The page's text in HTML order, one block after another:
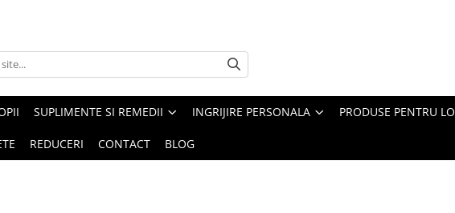
SUPLIMENTE SI REMEDII INGRIJIRE PERSONALA PRODUSE PENTRU
REDUCERI CONTACT BLOG